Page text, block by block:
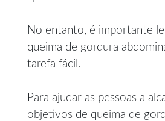
No entanto, é importante
queima de gordura
tarefa fácil.
Para ajudar as pessoas a
objetivos de queima de